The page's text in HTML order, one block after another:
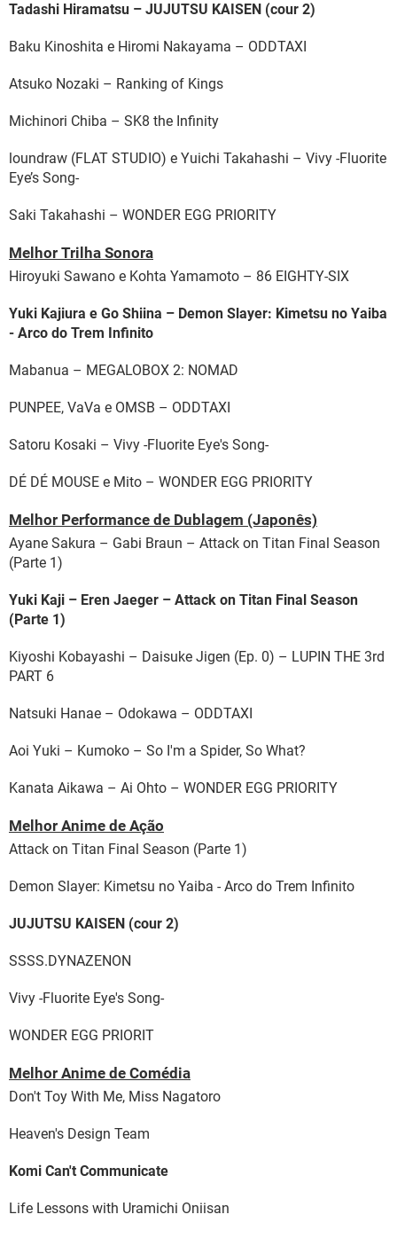
Tadashi Hiramatsu – JUJUTSU KAISEN (cour 2)
Baku Kinoshita e Hiromi Nakayama – ODDTAXI
Atsuko Nozaki – Ranking of Kings
Michinori Chiba – SK8 the Infinity
loundraw (FLAT STUDIO) e Yuichi Takahashi – Vivy -Fluorite
Eye’s Song-
Saki Takahashi – WONDER EGG PRIORITY
Melhor Trilha Sonora
Hiroyuki Sawano e Kohta Yamamoto – 86 EIGHTY-SIX
Yuki Kajiura e Go Shiina – Demon Slayer: Kimetsu no Yaiba
- Arco do Trem Infinito
Mabanua – MEGALOBOX 2: NOMAD
PUNPEE, VaVa e OMSB – ODDTAXI
Satoru Kosaki – Vivy -Fluorite Eye's Song-
DÉ DÉ MOUSE e Mito – WONDER EGG PRIORITY
Melhor Performance de Dublagem (Japonês)
Ayane Sakura – Gabi Braun – Attack on Titan Final Season
(Parte 1)
Yuki Kaji – Eren Jaeger – Attack on Titan Final Season
(Parte 1)
Kiyoshi Kobayashi – Daisuke Jigen (Ep. 0) – LUPIN THE 3rd
PART 6
Natsuki Hanae – Odokawa – ODDTAXI
Aoi Yuki – Kumoko – So I'm a Spider, So What?
Kanata Aikawa – Ai Ohto – WONDER EGG PRIORITY
Melhor Anime de Ação
Attack on Titan Final Season (Parte 1)
Demon Slayer: Kimetsu no Yaiba - Arco do Trem Infinito
JUJUTSU KAISEN (cour 2)
SSSS.DYNAZENON
Vivy -Fluorite Eye's Song-
WONDER EGG PRIORIT
Melhor Anime de Comédia
Don't Toy With Me, Miss Nagatoro
Heaven's Design Team
Komi Can't Communicate
Life Lessons with Uramichi Oniisan